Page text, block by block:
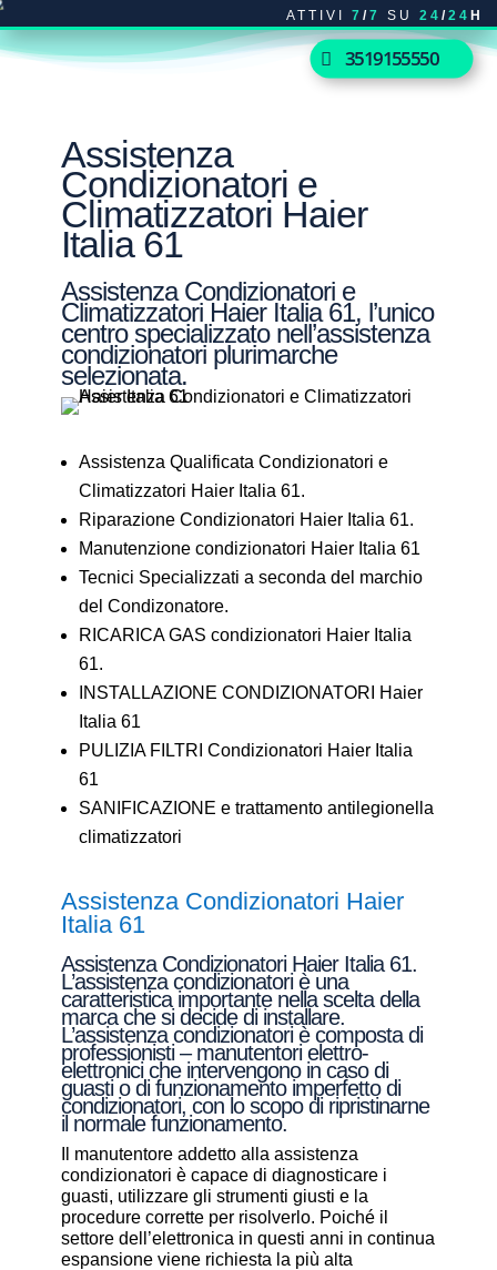
ATTIVI 7 /7 SU 24 /24 H
3519155550
Assistenza
Condizionatori e
Climatizzatori Haier
Italia 61
Assistenza Condizionatori e
Climatizzatori Haier Italia 61, l’unico
centro specializzato nell’assistenza
condizionatori plurimarche
selezionata.
Assistenza Qualificata Condizionatori e
Climatizzatori Haier Italia 61.
Riparazione Condizionatori Haier Italia 61.
Manutenzione condizionatori Haier Italia 61
Tecnici Specializzati a seconda del marchio
del Condizonatore.
RICARICA GAS condizionatori Haier Italia
61.
INSTALLAZIONE CONDIZIONATORI Haier
Italia 61
PULIZIA FILTRI Condizionatori Haier Italia
61
SANIFICAZIONE e trattamento antilegionella
climatizzatori
Assistenza Condizionatori Haier
Italia 61
Assistenza Condizionatori Haier Italia 61.
L’assistenza condizionatori è una
caratteristica importante nella scelta della
marca che si decide di installare.
L’assistenza condizionatori è composta di
professionisti – manutentori elettro-
elettronici che intervengono in caso di
guasti o di funzionamento imperfetto di
condizionatori, con lo scopo di ripristinarne
il normale funzionamento.
Il manutentore addetto alla assistenza
condizionatori è capace di diagnosticare i
guasti, utilizzare gli strumenti giusti e la
procedure corrette per risolverlo. Poiché il
settore dell’elettronica in questi anni in continua
espansione viene richiesta la più alta